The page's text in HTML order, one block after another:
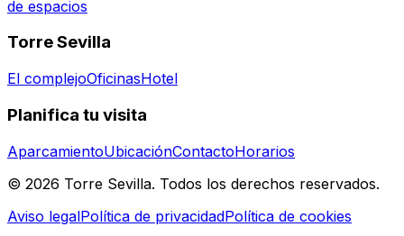
de espacios
Torre Sevilla
El complejoOficinasHotel
Planifica tu visita
AparcamientoUbicaciónContactoHorarios
© 2026 Torre Sevilla. Todos los derechos reservados.
Aviso legalPolítica de privacidadPolítica de cookies